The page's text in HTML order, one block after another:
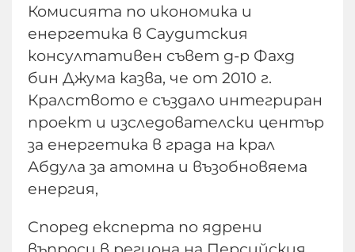
Комисията по икономика и
енергетика в Саудитския
консултативен съвет д-р Фахд
бин Джума казва, че от 2010 г.
Кралството е създало интегриран
проект и изследователски център
за енергетика в града на крал
Абдула за атомна и възобновяема
енергия,
Според експерта по ядрени